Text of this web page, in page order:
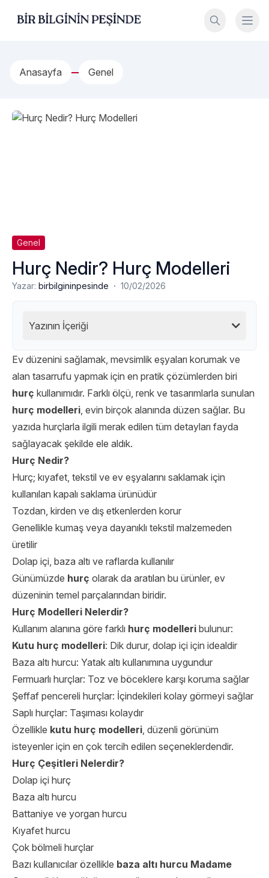
Bir Bilginin Peşinde!
Anasayfa Genel
Genel
Hurç Nedir? Hurç Modelleri
Yazar: birbilgininpesinde · 10/02/2026
Yazının İçeriği
Ev düzenini sağlamak, mevsimlik eşyaları korumak ve
alan tasarrufu yapmak için en pratik çözümlerden biri
hurç kullanımıdır. Farklı ölçü, renk ve tasarımlarla sunulan
hurç modelleri, evin birçok alanında düzen sağlar. Bu
yazıda hurçlarla ilgili merak edilen tüm detayları fayda
sağlayacak şekilde ele aldık.
Hurç Nedir?
Hurç; kıyafet, tekstil ve ev eşyalarını saklamak için
kullanılan kapalı saklama ürünüdür
Tozdan, kirden ve dış etkenlerden korur
Genellikle kumaş veya dayanıklı tekstil malzemeden
üretilir
Dolap içi, baza altı ve raflarda kullanılır
Günümüzde hurç olarak da aratılan bu ürünler, ev
düzeninin temel parçalarından biridir.
Hurç Modelleri Nelerdir?
Kullanım alanına göre farklı hurç modelleri bulunur:
Kutu hurç modelleri: Dik durur, dolap içi için idealdir
Baza altı hurcu: Yatak altı kullanımına uygundur
Fermuarlı hurçlar: Toz ve böceklere karşı koruma sağlar
Şeffaf pencereli hurçlar: İçindekileri kolay görmeyi sağlar
Saplı hurçlar: Taşıması kolaydır
Özellikle kutu hurç modelleri, düzenli görünüm
isteyenler için en çok tercih edilen seçeneklerdendir.
Hurç Çeşitleri Nelerdir?
Dolap içi hurç
Baza altı hurcu
Battaniye ve yorgan hurcu
Kıyafet hurcu
Çok bölmeli hurçlar
Bazı kullanıcılar özellikle baza altı hurcu Madame